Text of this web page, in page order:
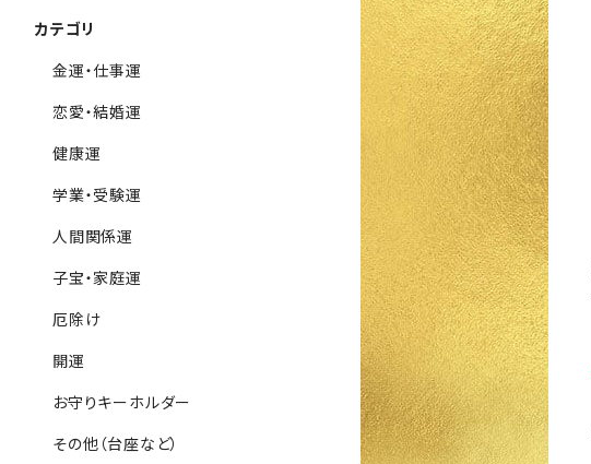
カテゴリ
金運・仕事運
恋愛・結婚運
健康運
学業・受験運
人間関係運
子宝・家庭運
厄除け
開運
お守りキーホルダー
その他（台座など）